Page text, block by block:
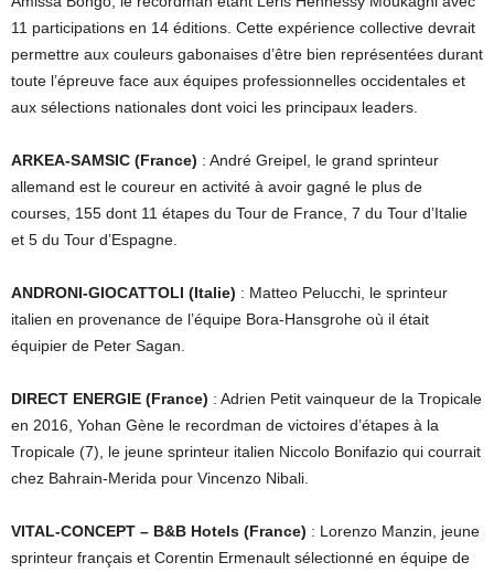
11 participations en 14 éditions. Cette expérience collective devrait
permettre aux couleurs gabonaises d’être bien représentées durant
toute l’épreuve face aux équipes professionnelles occidentales et
aux sélections nationales dont voici les principaux leaders.
ARKEA-SAMSIC (France) : André Greipel, le grand sprinteur
allemand est le coureur en activité à avoir gagné le plus de
courses, 155 dont 11 étapes du Tour de France, 7 du Tour d’Italie
et 5 du Tour d’Espagne.
ANDRONI-GIOCATTOLI (Italie) : Matteo Pelucchi, le sprinteur
italien en provenance de l’équipe Bora-Hansgrohe où il était
équipier de Peter Sagan.
DIRECT ENERGIE (France) : Adrien Petit vainqueur de la Tropicale
en 2016, Yohan Gène le recordman de victoires d’étapes à la
Tropicale (7), le jeune sprinteur italien Niccolo Bonifazio qui courrait
chez Bahrain-Merida pour Vincenzo Nibali.
VITAL-CONCEPT – B&B Hotels (France) : Lorenzo Manzin, jeune
sprinteur français et Corentin Ermenault sélectionné en équipe de